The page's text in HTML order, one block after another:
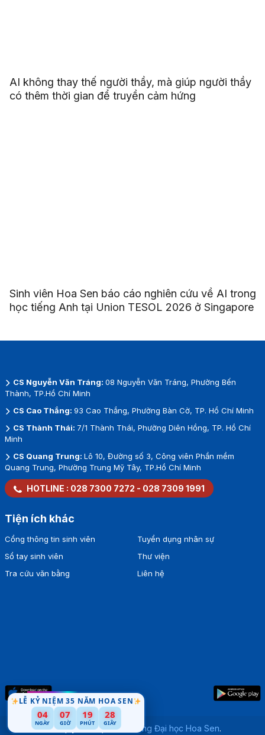
LỄ KỶ NIỆM 35 NĂM HOA SEN
04
NGÀY
07
GIỜ
19
PHÚT
27
GIÂY
AI không thay thế người thầy, mà giúp người thầy
có thêm thời gian để truyền cảm hứng
Sinh viên Hoa Sen báo cáo nghiên cứu về AI trong
học tiếng Anh tại Union TESOL 2026 ở Singapore
CS Nguyễn Văn Tráng: 08 Nguyễn Văn Tráng, Phường Bến
Thành, TP.Hồ Chí Minh
CS Cao Thắng: 93 Cao Thắng, Phường Bàn Cờ, TP. Hồ Chí Minh
CS Thành Thái: 7/1 Thành Thái, Phường Diên Hồng, TP. Hồ Chí
Minh
CS Quang Trung: Lô 10, Đường số 3, Công viên Phần mềm
Quang Trung, Phường Trung Mỹ Tây, TP.Hồ Chí Minh
HOTLINE : 028 7300 7272 - 028 7309 1991
Tiện ích khác
Cổng thông tin sinh viên
Sổ tay sinh viên
Tra cứu văn bằng
Tuyển dụng nhân sự
Thư viện
Liên hệ
Bản quyền thuộc về Trường Đại học Hoa Sen.